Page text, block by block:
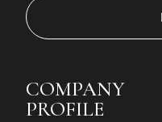
COMPANY
PROFILE